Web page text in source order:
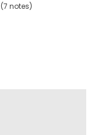
(7 notes)